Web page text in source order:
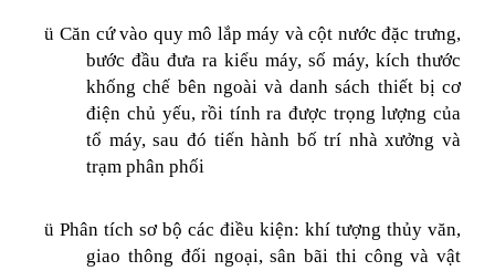
üCăn cứ vào quy mô lắp máy và cột nước đặc trưng,
bước đầu đưa ra kiểu máy, số máy, kích thước
khống chế bên ngoài và danh sách thiết bị cơ
điện chủ yếu, rồi tính ra được trọng lượng của
tổ máy, sau đó tiến hành bố trí nhà xưởng và
trạm phân phối
üPhân tích sơ bộ các điều kiện: khí tượng thủy văn,
giao thông đối ngoại, sân bãi thi công và vật